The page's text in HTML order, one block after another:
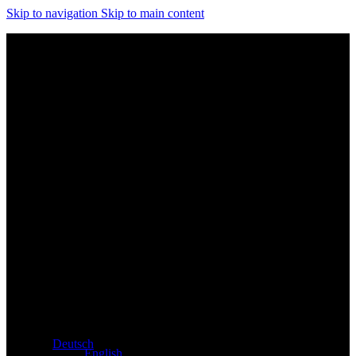
Skip to navigation Skip to main content
Deutsch
English